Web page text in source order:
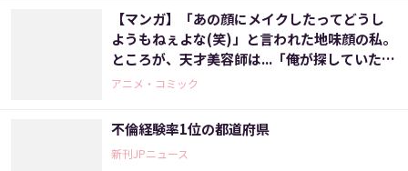
【マンガ】「あの顔にメイクしたってどうし
ようもねぇよな(笑)」と言われた地味顔の私。
ところが、天才美容師は...「俺が探していたの
はこの顔だ！」いったいなぜ？〈化粧を落と
アニメ・コミック
不倫経験率1位の都道府県
新刊JPニュース